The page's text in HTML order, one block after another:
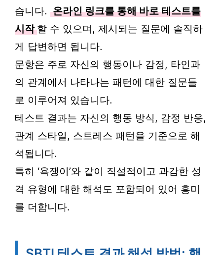
습니다. 온라인 링크를 통해 바로 테스트를
시작 할 수 있으며, 제시되는 질문에 솔직하
게 답변하면 됩니다.
문항은 주로 자신의 행동이나 감정, 타인과
의 관계에서 나타나는 패턴에 대한 질문들
로 이루어져 있습니다.
테스트 결과는 자신의 행동 방식, 감정 반응,
관계 스타일, 스트레스 패턴을 기준으로 해
석됩니다.
특히 ‘욕쟁이’와 같이 직설적이고 과감한 성
격 유형에 대한 해석도 포함되어 있어 흥미
를 더합니다.